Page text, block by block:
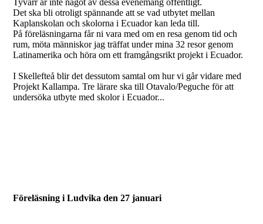
Tyvärr är inte något av dessa evenemang offentligt.
Det ska bli otroligt spännande att se vad utbytet mellan
Kaplanskolan och skolorna i Ecuador kan leda till.
På föreläsningarna får ni vara med om en resa genom tid och
rum, möta människor jag träffat under mina 32 resor genom
Latinamerika och höra om ett framgångsrikt projekt i Ecuador.
I Skellefteå blir det dessutom samtal om hur vi går vidare med
Projekt Kallampa. Tre lärare ska till Otavalo/Peguche för att
undersöka utbyte med skolor i Ecuador...
Föreläsning i Ludvika den 27 januari